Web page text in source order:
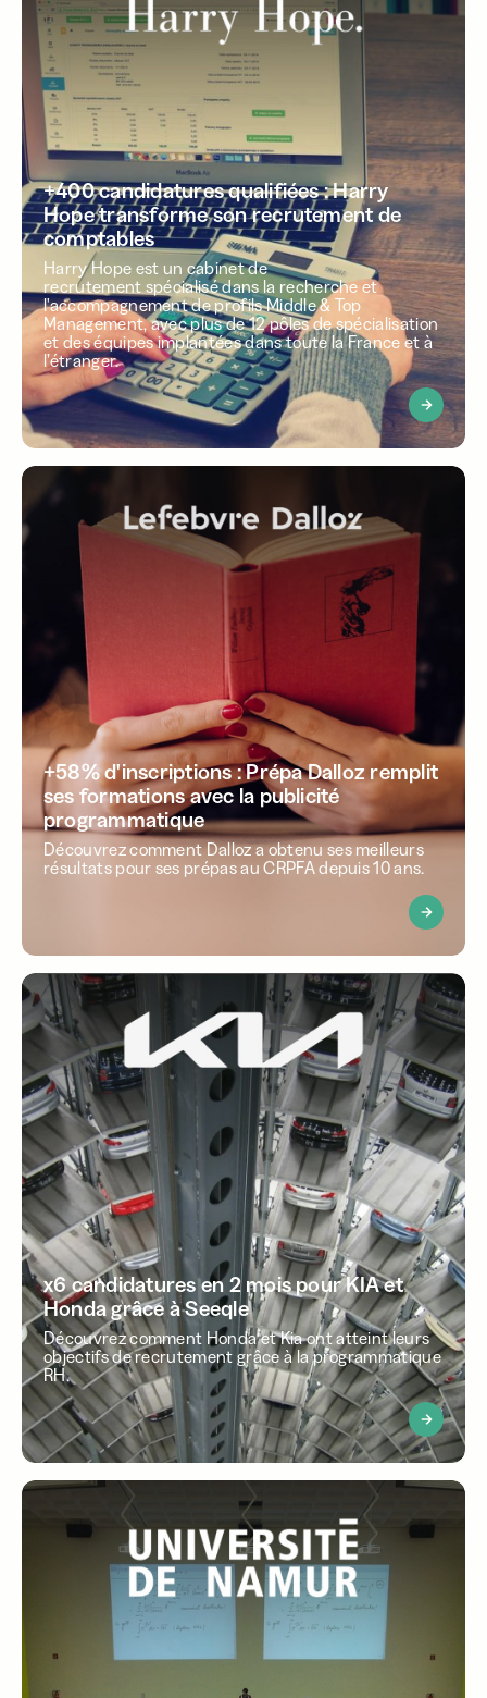
+400 candidatures qualifiées : Harry
Hope transforme son recrutement de
comptables
Harry Hope est un cabinet de
recrutement spécialisé dans la recherche et
l'accompagnement de profils Middle & Top
Management, avec plus de 12 pôles de spécialisation
et des équipes implantées dans toute la France et à
l’étranger.
+58% d'inscriptions : Prépa Dalloz remplit
ses formations avec la publicité
programmatique
Découvrez comment Dalloz a obtenu ses meilleurs
résultats pour ses prépas au CRPFA depuis 10 ans.
x6 candidatures en 2 mois pour KIA et
Honda grâce à Seeqle
Découvrez comment Honda et Kia ont atteint leurs
objectifs de recrutement grâce à la programmatique
RH.